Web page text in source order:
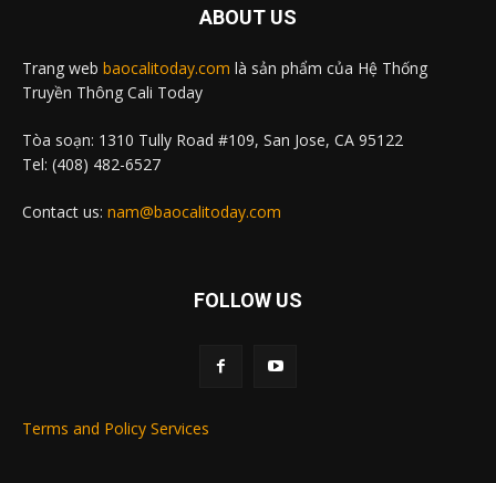
ABOUT US
Trang web baocalitoday.com là sản phẩm của Hệ Thống
Truyền Thông Cali Today
Tòa soạn: 1310 Tully Road #109, San Jose, CA 95122
Tel: (408) 482-6527
Contact us: nam@baocalitoday.com
FOLLOW US
Terms and Policy Services